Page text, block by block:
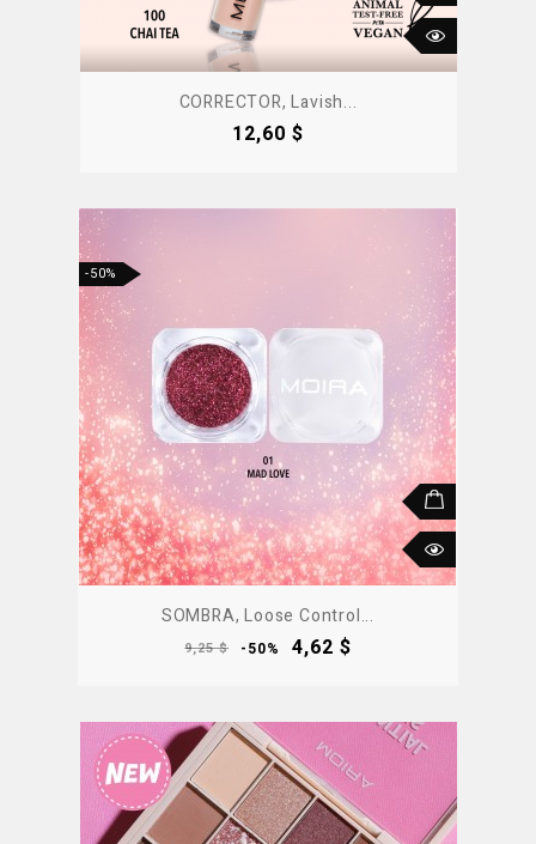
CORRECTOR, Lavish...
Precio
12,60 $
-50%
SOMBRA, Loose Control...
Precio
9,25 $ -50% Precio
4,62 $